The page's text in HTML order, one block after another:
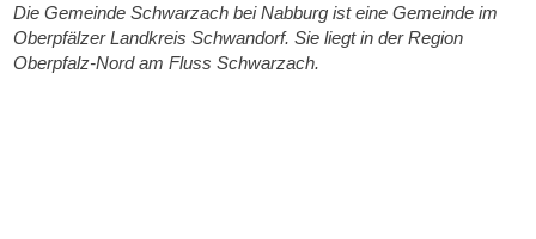
Die Gemeinde Schwarzach bei Nabburg ist eine Gemeinde im
Oberpfälzer Landkreis Schwandorf. Sie liegt in der Region
Oberpfalz-Nord am Fluss Schwarzach.